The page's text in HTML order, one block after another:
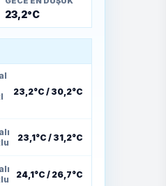
23,2°C
23,2°C / 30,2°C
23,1°C / 31,2°C
24,1°C / 26,7°C